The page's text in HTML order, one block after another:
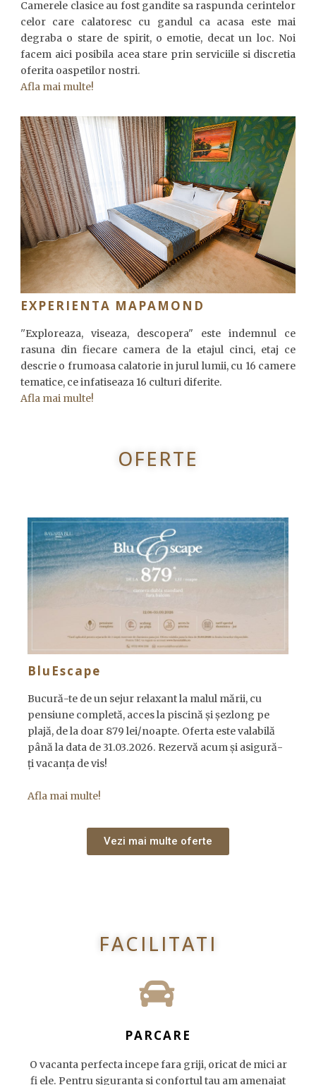
Camerele clasice au fost gandite sa raspunda cerintelor
celor care calatoresc cu gandul ca acasa este mai
degraba o stare de spirit, o emotie, decat un loc. Noi
facem aici posibila acea stare prin serviciile si discretia
oferita oaspetilor nostri.
Afla mai multe!
EXPERIENTA MAPAMOND
''Exploreaza, viseaza, descopera" este indemnul ce
rasuna din fiecare camera de la etajul cinci, etaj ce
descrie o frumoasa calatorie in jurul lumii, cu 16 camere
tematice, ce infatiseaza 16 culturi diferite.
Afla mai multe!
OFERTE
BluEscape
Bucură-te de un sejur relaxant la malul mării, cu
pensiune completă, acces la piscină și șezlong pe
plajă, de la doar 879 lei/noapte. Oferta este valabilă
până la data de 31.03.2026. Rezervă acum și asigură-
ți vacanța de vis!
Afla mai multe!
Vezi mai multe oferte
FACILITATI
PARCARE
O vacanta perfecta incepe fara griji, oricat de mici ar
fi ele. Pentru siguranta si confortul tau am amenajat